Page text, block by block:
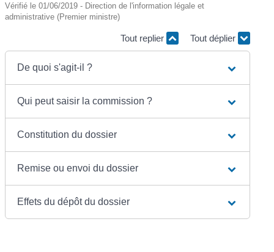
Vérifié le 01/06/2019 - Direction de l'information légale et
administrative (Premier ministre)
Tout replier Tout déplier
De quoi s'agit-il ?
Qui peut saisir la commission ?
Constitution du dossier
Remise ou envoi du dossier
Effets du dépôt du dossier